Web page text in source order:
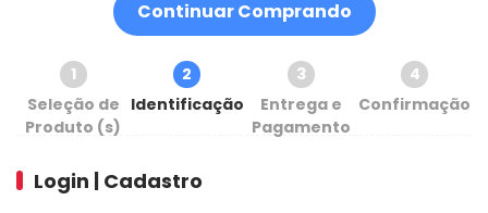
Continuar Comprando
1
Seleção de
Produto (s)
2
Identificação
3
Entrega e
Pagamento
4
Confirmação
Login | Cadastro